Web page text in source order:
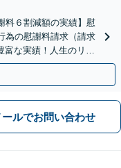
料６割減額の実績】慰
為の慰謝料請求（請求
富な実績！人生のリス
可
ールでお問い合わせ